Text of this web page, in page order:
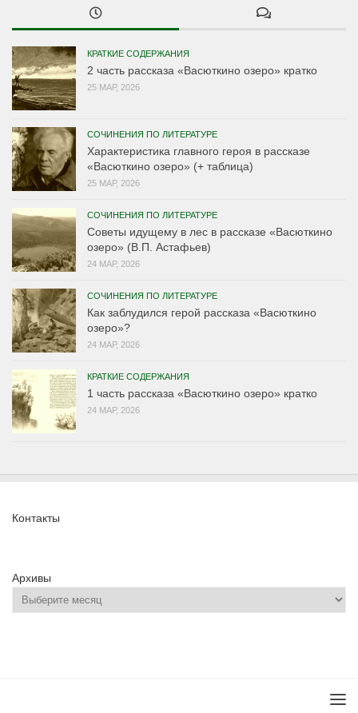
КРАТКИЕ СОДЕРЖАНИЯ
2 часть рассказа «Васюткино озеро» кратко
25 МАР, 2026
СОЧИНЕНИЯ ПО ЛИТЕРАТУРЕ
Характеристика главного героя в рассказе
«Васюткино озеро» (+ таблица)
25 МАР, 2026
СОЧИНЕНИЯ ПО ЛИТЕРАТУРЕ
Советы идущему в лес в рассказе «Васюткино
озеро» (В.П. Астафьев)
24 МАР, 2026
СОЧИНЕНИЯ ПО ЛИТЕРАТУРЕ
Как заблудился герой рассказа «Васюткино
озеро»?
24 МАР, 2026
КРАТКИЕ СОДЕРЖАНИЯ
1 часть рассказа «Васюткино озеро» кратко
24 МАР, 2026
Контакты
Архивы